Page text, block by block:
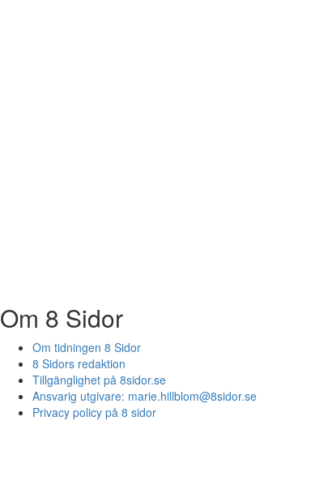
Om 8 Sidor
Om tidningen 8 Sidor
8 Sidors redaktion
Tillgänglighet på 8sidor.se
Ansvarig utgivare: marie.hillblom@8sidor.se
Privacy policy på 8 sidor